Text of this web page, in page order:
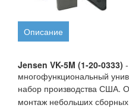
Описание
Jensen VK-5M (1-20-0333)
многофункциональный
набор производства США.
монтаж небольших сборных